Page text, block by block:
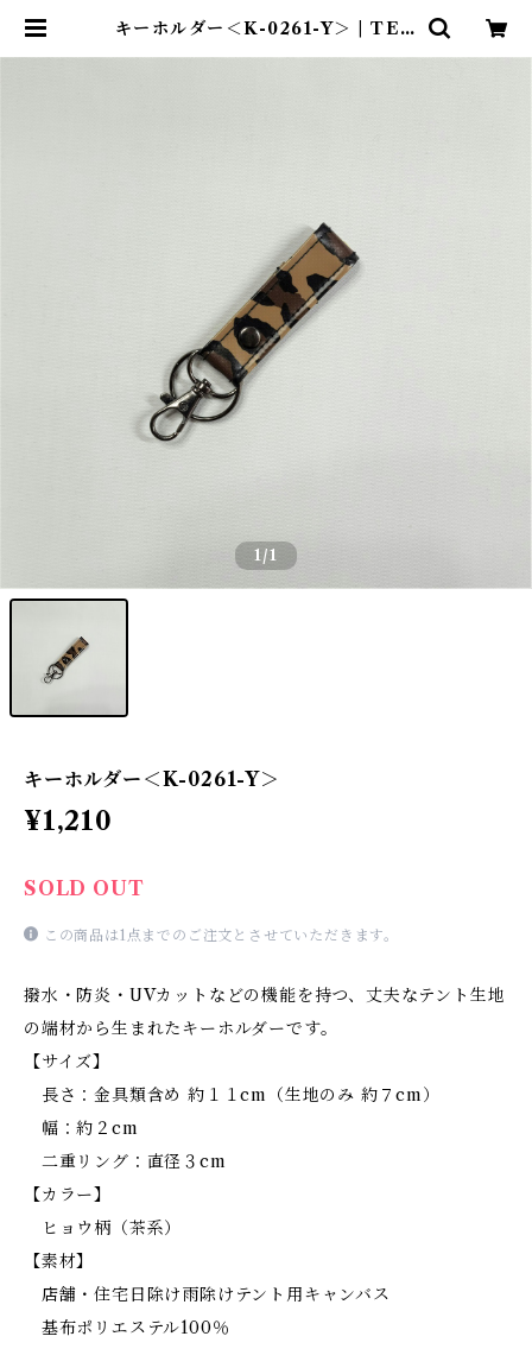
キーホルダー＜K-0261-Y＞ | TEN
1/1
キーホルダー＜K-0261-Y＞
¥1,210
SOLD OUT
この商品は1点までのご注文とさせていただきます。
撥水・防炎・UVカットなどの機能を持つ、丈夫なテント生地
の端材から生まれたキーホルダーです。
【サイズ】
長さ：金具類含め 約１１cm（生地のみ 約７cm）
幅：約２cm
二重リング：直径３cm
【カラー】
ヒョウ柄（茶系）
【素材】
店舗・住宅日除け雨除けテント用キャンバス
基布ポリエステル100％